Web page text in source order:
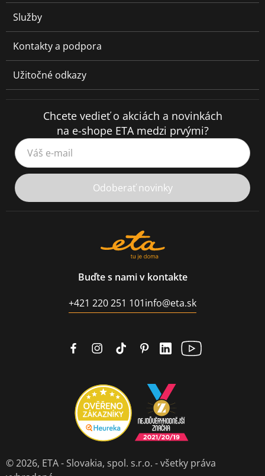
Služby
Kontakty a podpora
Užitočné odkazy
Chcete vedieť o akciách a novinkách
na e-shope ETA medzi prvými?
Váš e-mail
Odoberať novinky
Buďte s nami v kontakte
+421 220 251 101info@eta.sk
© 2026, ETA - Slovakia, spol. s.r.o. - všetky práva